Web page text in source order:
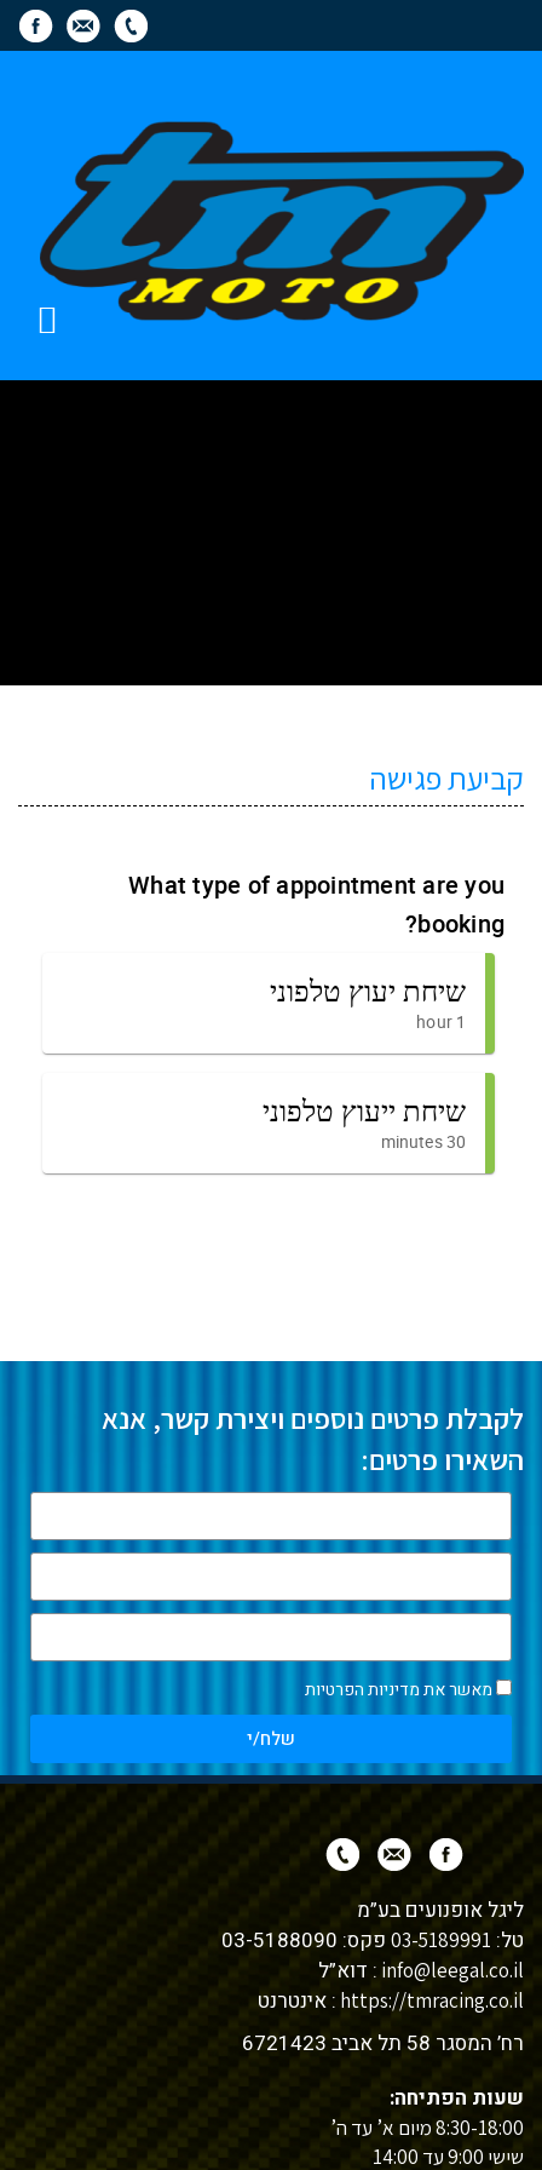
H2
קביעת פגישה
לקבלת פרטים נוספים ויצירת קשר, אנא
השאירו פרטים:
מאשר אתמדיניות הפרטיות
שלח/י
ליגל אופנועים בע”מ
טל: 03-5189991 פקס: 03-5188090
info@leegal.co.il : דוא”ל
https://tmracing.co.il : אינטרנט
רח’ המסגר 58 תל אביב 6721423
שעות הפתיחה:
8:30-18:00 מיום א’ עד ה’
שישי 9:00 עד 14:00